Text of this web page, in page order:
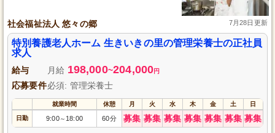
社会福祉法人 悠々の郷 7月28日更新
特別養護老人ホーム 生きいきの里の管理栄養士の正社員
求人
給与 月給 198,000~204,000円
応募要件必須: 管理栄養士
就業時間 休憩 月 火 水 木 金 土 日
日勤 9:00～ 18:00 60分 募集 募集 募集 募集 募集 募集 募集